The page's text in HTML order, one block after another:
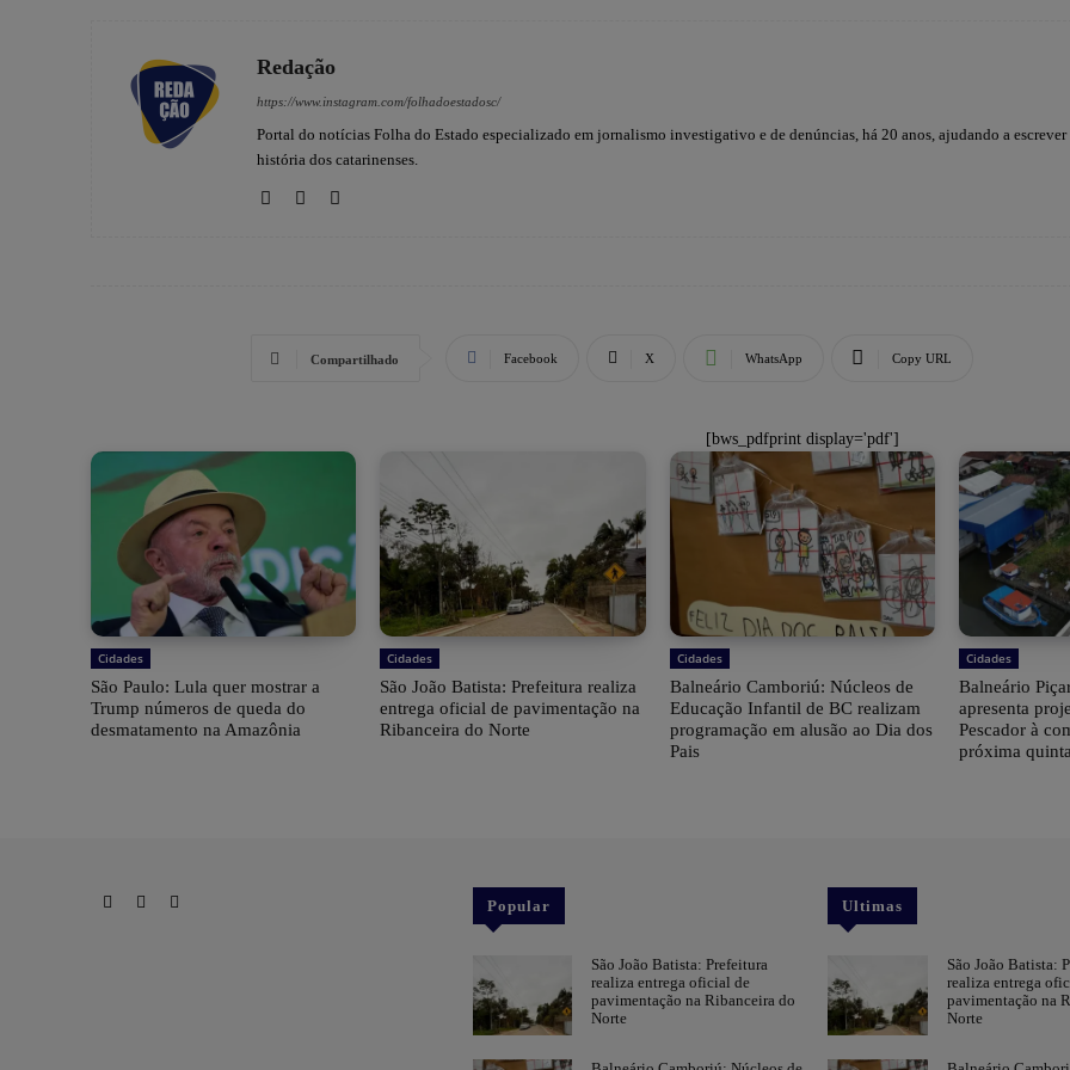
Redação
https://www.instagram.com/folhadoestadosc/
Portal do notícias Folha do Estado especializado em jornalismo investigativo e de denúncias, há 20 anos, ajudando a escrever
história dos catarinenses.
Compartilhado Facebook X WhatsApp Copy URL
[bws_pdfprint display='pdf']
Cidades
São Paulo: Lula quer mostrar a
Trump números de queda do
desmatamento na Amazônia
Cidades
São João Batista: Prefeitura realiza
entrega oficial de pavimentação na
Ribanceira do Norte
Cidades
Balneário Camboriú: Núcleos de
Educação Infantil de BC realizam
programação em alusão ao Dia dos
Pais
Cidades
Balneário
apresenta
Pescador à
próxima
Popular
São João Batista: Prefeitura
realiza entrega oficial de
pavimentação na Ribanceira do
Norte
Ultimas
São João Batista:
realiza entrega
pavimentação na
Norte